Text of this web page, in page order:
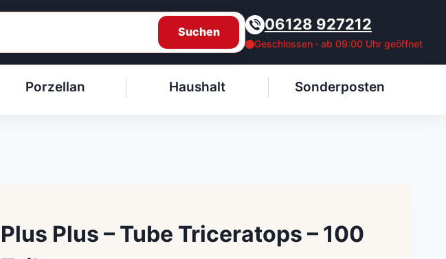
Suchen 06128 927212
Geschlossen · ab 09:00 Uhr geöffnet
Porzellan Haushalt Sonderposten
Plus Plus – Tube Triceratops – 100